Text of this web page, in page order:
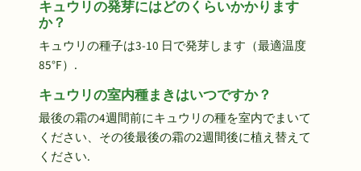
キュウリの発芽にはどのくらいかかります
か？
キュウリの種子は3-10 日で発芽します（最適温度
85°F）.
キュウリの室内種まきはいつですか？
最後の霜の4週間前にキュウリの種を室内でまいて
ください、その後最後の霜の2週間後に植え替えて
ください.